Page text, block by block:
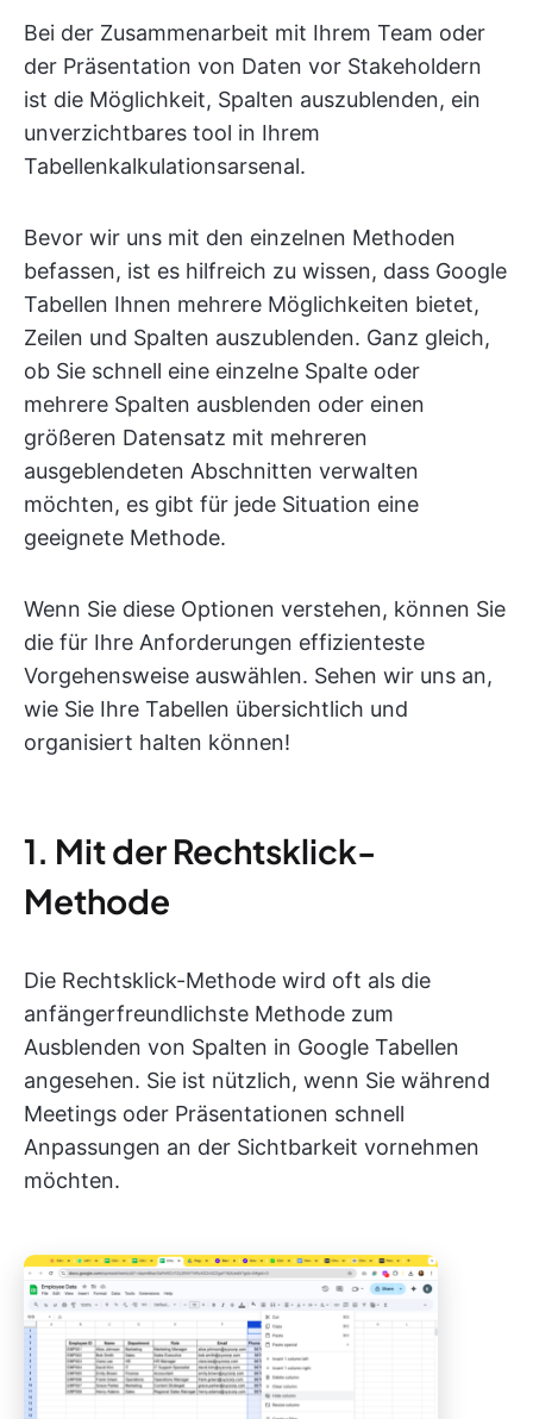
Bei der Zusammenarbeit mit Ihrem Team oder
der Präsentation von Daten vor Stakeholdern
ist die Möglichkeit, Spalten auszublenden, ein
unverzichtbares tool in Ihrem
Tabellenkalkulationsarsenal.
Bevor wir uns mit den einzelnen Methoden
befassen, ist es hilfreich zu wissen, dass Google
Tabellen Ihnen mehrere Möglichkeiten bietet,
Zeilen und Spalten auszublenden. Ganz gleich,
ob Sie schnell eine einzelne Spalte oder
mehrere Spalten ausblenden oder einen
größeren Datensatz mit mehreren
ausgeblendeten Abschnitten verwalten
möchten, es gibt für jede Situation eine
geeignete Methode.
Wenn Sie diese Optionen verstehen, können Sie
die für Ihre Anforderungen effizienteste
Vorgehensweise auswählen. Sehen wir uns an,
wie Sie Ihre Tabellen übersichtlich und
organisiert halten können!
1. Mit der Rechtsklick-
Methode
Die Rechtsklick-Methode wird oft als die
anfängerfreundlichste Methode zum
Ausblenden von Spalten in Google Tabellen
angesehen. Sie ist nützlich, wenn Sie während
Meetings oder Präsentationen schnell
Anpassungen an der Sichtbarkeit vornehmen
möchten.